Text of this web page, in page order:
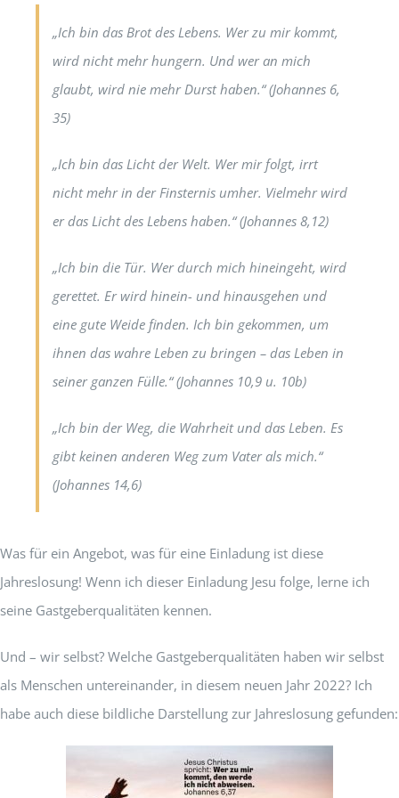
„Ich bin das Brot des Lebens. Wer zu mir kommt,
wird nicht mehr hungern. Und wer an mich
glaubt, wird nie mehr Durst haben.“ (Johannes 6,
35)
„Ich bin das Lichtder Welt. Wer mir folgt, irrt
nicht mehr in der Finsternis umher. Vielmehr wird
er das Licht des Lebens haben.“ (Johannes 8,12)
„Ich bin die Tür. Wer durch mich hineingeht, wird
gerettet. Er wird hinein- und hinausgehen und
eine gute Weide finden. Ich bin gekommen, um
ihnen das wahre Leben zu bringen – das Leben in
seiner ganzen Fülle.“ (Johannes 10,9 u. 10b)
„Ich bin der Weg, die Wahrheit und das Leben. Es
gibt keinen anderen Weg zum Vater als mich.“
(Johannes 14,6)
Was für ein Angebot, was für eine Einladung ist diese
Jahreslosung! Wenn ich dieser Einladung Jesu folge, lerne ich
seine Gastgeberqualitäten kennen.
Und – wir selbst? Welche Gastgeberqualitäten haben wir selbst
als Menschen untereinander, in diesem neuen Jahr 2022? Ich
habe auch diese bildliche Darstellung zur Jahreslosung gefunden: